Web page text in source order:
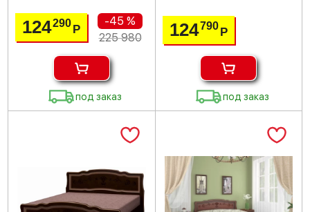
124290Р
-45 %
225 980
под заказ
124790 Р
под заказ